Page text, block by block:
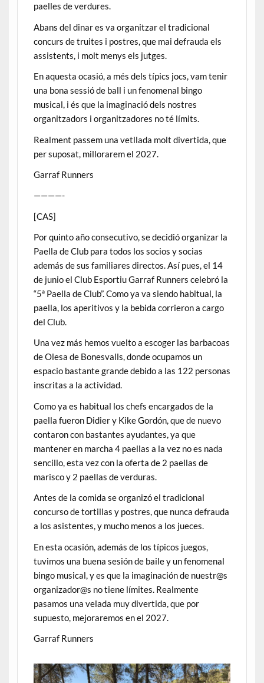
paelles de verdures.
Abans del dinar es va organitzar el tradicional
concurs de truites i postres, que mai defrauda els
assistents, i molt menys els jutges.
En aquesta ocasió, a més dels típics jocs, vam tenir
una bona sessió de ball i un fenomenal bingo
musical, i és que la imaginació dels nostres
organitzadors i organitzadores no té límits.
Realment passem una vetllada molt divertida, que
per suposat, millorarem el 2027.
Garraf Runners
————-
[CAS]
Por quinto año consecutivo, se decidió organizar la
Paella de Club para todos los socios y socias
además de sus familiares directos. Así pues, el 14
de junio el Club Esportiu Garraf Runners celebró la
“5ª Paella de Club”. Como ya va siendo habitual, la
paella, los aperitivos y la bebida corrieron a cargo
del Club.
Una vez más hemos vuelto a escoger las barbacoas
de Olesa de Bonesvalls, donde ocupamos un
espacio bastante grande debido a las 122 personas
inscritas a la actividad.
Como ya es habitual los chefs encargados de la
paella fueron Didier y Kike Gordón, que de nuevo
contaron con bastantes ayudantes, ya que
mantener en marcha 4 paellas a la vez no es nada
sencillo, esta vez con la oferta de 2 paellas de
marisco y 2 paellas de verduras.
Antes de la comida se organizó el tradicional
concurso de tortillas y postres, que nunca defrauda
a los asistentes, y mucho menos a los jueces.
En esta ocasión, además de los típicos juegos,
tuvimos una buena sesión de baile y un fenomenal
bingo musical, y es que la imaginación de nuestr@s
organizador@s no tiene límites. Realmente
pasamos una velada muy divertida, que por
supuesto, mejoraremos en el 2027.
Garraf Runners